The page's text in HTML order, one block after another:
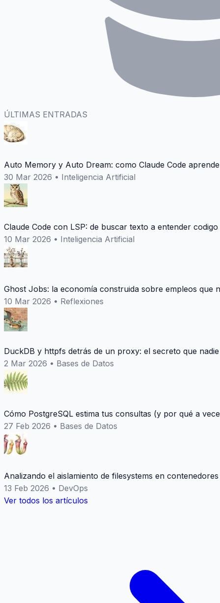
ÚLTIMAS ENTRADAS
Auto Memory y Auto Dream: como Claude Code
30 Mar 2026 • Inteligencia Artificial
Claude Code con LSP: de buscar texto a entender codigo
10 Mar 2026 • Inteligencia Artificial
Ghost Jobs: la economía construida sobre empleos que
10 Mar 2026 • Reflexiones
DuckDB y httpfs detrás de un proxy: el secreto que
2 Mar 2026 • Bases de Datos
Cómo PostgreSQL estima tus consultas (y por qué a
27 Feb 2026 • Bases de Datos
Analizando el aislamiento de filesystems en
13 Feb 2026 • DevOps
Ver todos los artículos